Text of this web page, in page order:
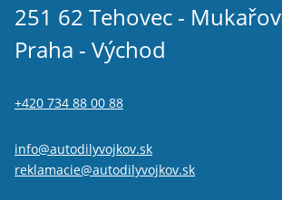
251 62 Tehovec - Mukařov
Praha - Východ
+420 734 88 00 88
info@autodilyvojkov.sk
reklamacie@autodilyvojkov.sk